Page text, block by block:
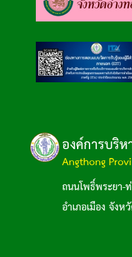
องค์การบริ
Angthong
ถนนโพธิ์พระยา-
อำเภอเมือง จัง